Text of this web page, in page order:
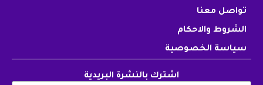
تواصل معنا
الشروط والاحكام
سياسة الخصوصية
اشترك بالنشرة البريدية